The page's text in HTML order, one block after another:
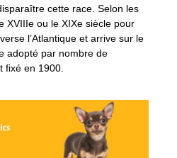
cette race. Selon les
XVIIIe ou le XIXe siècle pour
l’Atlantique et arrive sur le
adopté par nombre de
fixé en 1900.